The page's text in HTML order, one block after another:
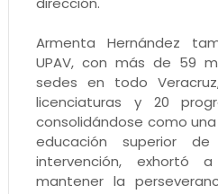
Armenta Hernández
UPAV, con más de 59
sedes en todo
licenciaturas y 20
consolidándose como
educación superior
intervención, exhortó
mantener la